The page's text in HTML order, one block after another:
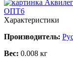
Характеристики
Производитель:
Вес: 0.008 кг